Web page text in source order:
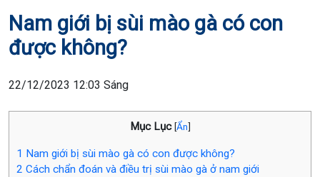
Nam giới bị sùi mào gà có con
được không?
22/12/2023 12:03 Sáng
Mục Lục [Ẩn]
1 Nam giới bị sùi mào gà có con được không?
2 Cách chẩn đoán và điều trị sùi mào gà ở nam giới